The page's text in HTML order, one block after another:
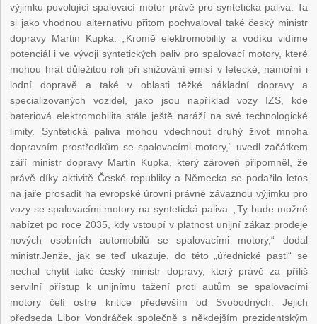
výjimku povolující spalovací motor právě pro syntetická paliva. Ta
si jako vhodnou alternativu přitom pochvaloval také český ministr
dopravy Martin Kupka: „Kromě elektromobility a vodíku vidíme
potenciál i ve vývoji syntetických paliv pro spalovací motory, které
mohou hrát důležitou roli při snižování emisí v letecké, námořní i
lodní dopravě a také v oblasti těžké nákladní dopravy a
specializovaných vozidel, jako jsou například vozy IZS, kde
bateriová elektromobilita stále ještě naráží na své technologické
limity. Syntetická paliva mohou vdechnout druhý život mnoha
dopravním prostředkům se spalovacími motory,“ uvedl začátkem
září ministr dopravy Martin Kupka, který zároveň připomněl, že
právě díky aktivitě České republiky a Německa se podařilo letos
na jaře prosadit na evropské úrovni právně závaznou výjimku pro
vozy se spalovacími motory na syntetická paliva. „Ty bude možné
nabízet po roce 2035, kdy vstoupí v platnost unijní zákaz prodeje
nových osobních automobilů se spalovacími motory,“ dodal
ministr.Jenže, jak se teď ukazuje, do této „úřednické pasti“ se
nechal chytit také český ministr dopravy, který právě za příliš
servilní přístup k unijnímu tažení proti autům se spalovacími
motory čelí ostré kritice především od Svobodných. Jejich
předseda Libor Vondráček společně s někdejším prezidentským